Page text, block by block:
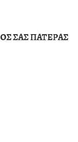
ΣΑΣ ΠΑΤΕΡΑΣ